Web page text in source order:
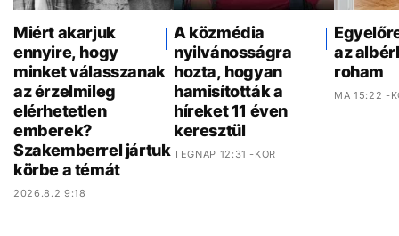
Miért akarjuk
ennyire, hogy
minket válasszanak
az érzelmileg
elérhetetlen
emberek?
Szakemberrel jártuk
körbe a témát
2026.8.2 9:18
A közmédia
nyilvánosságra
hozta, hogyan
hamisították a
híreket 11 éven
keresztül
TEGNAP 12:31 -KOR
az
roham
MA 15:22 -